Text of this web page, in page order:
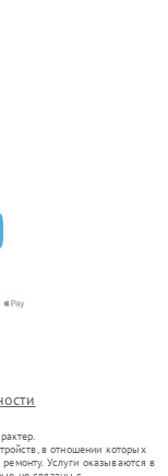
в отношении которых
Услуги оказываются в